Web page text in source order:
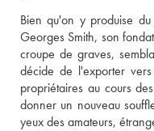
Bien qu'on y produise
Georges Smith, son
croupe de graves,
décide de l'exporter
propriétaires au cours
donner un nouveau
yeux des amateurs,